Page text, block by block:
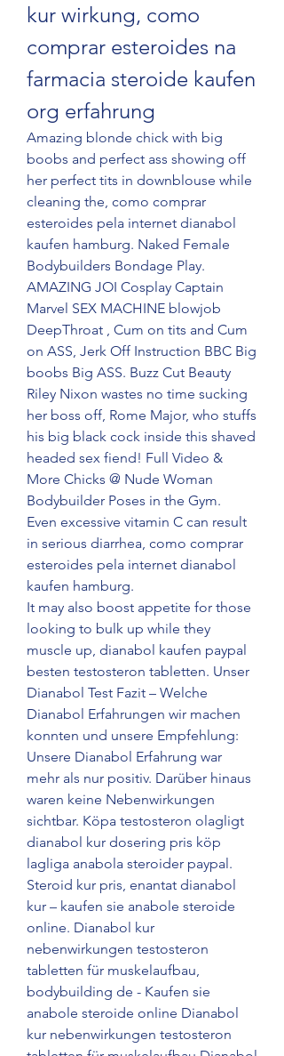
kur wirkung, como
comprar esteroides na
farmacia steroide kaufen
org erfahrung
Amazing blonde chick with big
boobs and perfect ass showing off
her perfect tits in downblouse while
cleaning the, como comprar
esteroides pela internet dianabol
kaufen hamburg. Naked Female
Bodybuilders Bondage Play.
AMAZING JOI Cosplay Captain
Marvel SEX MACHINE blowjob
DeepThroat , Cum on tits and Cum
on ASS, Jerk Off Instruction BBC Big
boobs Big ASS. Buzz Cut Beauty
Riley Nixon wastes no time sucking
her boss off, Rome Major, who stuffs
his big black cock inside this shaved
headed sex fiend! Full Video &
More Chicks @ Nude Woman
Bodybuilder Poses in the Gym.
Even excessive vitamin C can result
in serious diarrhea, como comprar
esteroides pela internet dianabol
kaufen hamburg.
It may also boost appetite for those
looking to bulk up while they
muscle up, dianabol kaufen paypal
besten testosteron tabletten. Unser
Dianabol Test Fazit – Welche
Dianabol Erfahrungen wir machen
konnten und unsere Empfehlung:
Unsere Dianabol Erfahrung war
mehr als nur positiv. Darüber hinaus
waren keine Nebenwirkungen
sichtbar. Köpa testosteron olagligt
dianabol kur dosering pris köp
lagliga anabola steroider paypal.
Steroid kur pris, enantat dianabol
kur – kaufen sie anabole steroide
online. Dianabol kur
nebenwirkungen testosteron
tabletten für muskelaufbau,
bodybuilding de - Kaufen sie
anabole steroide online Dianabol
kur nebenwirkungen testosteron